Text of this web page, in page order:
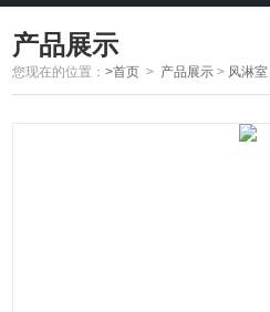
产品展示
您现在的位置：>首页 > 产品展示 > 风淋室